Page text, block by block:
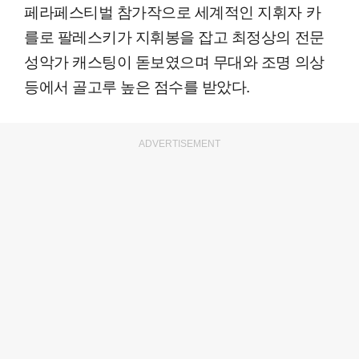
페라페스티벌 참가작으로 세계적인 지휘자 카
를로 팔레스키가 지휘봉을 잡고 최정상의 전문
성악가 캐스팅이 돋보였으며 무대와 조명 의상
등에서 골고루 높은 점수를 받았다.
ADVERTISEMENT